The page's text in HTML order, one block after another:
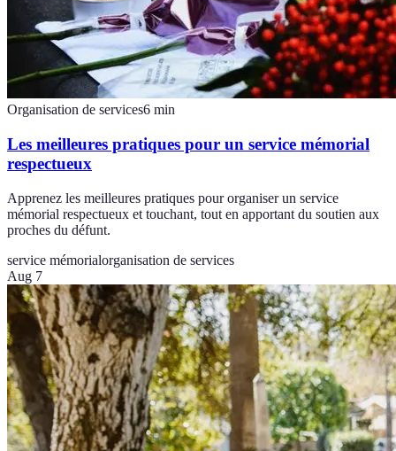
Organisation de services6 min
Les meilleures pratiques pour un service mémorial
respectueux
Apprenez les meilleures pratiques pour organiser un service
mémorial respectueux et touchant, tout en apportant du soutien aux
proches du défunt.
service mémorialorganisation de services
Aug 7